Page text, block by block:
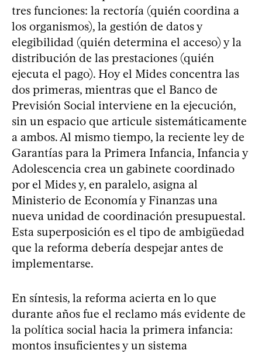
tres funciones: la rectoría (quién coordina a
los organismos), la gestión de datos y
elegibilidad (quién determina el acceso) y la
distribución de las prestaciones (quién
ejecuta el pago). Hoy el Mides concentra las
dos primeras, mientras que el Banco de
Previsión Social interviene en la ejecución,
sin un espacio que articule sistemáticamente
a ambos. Al mismo tiempo, la reciente ley de
Garantías para la Primera Infancia, Infancia y
Adolescencia crea un gabinete coordinado
por el Mides y, en paralelo, asigna al
Ministerio de Economía y Finanzas una
nueva unidad de coordinación presupuestal.
Esta superposición es el tipo de ambigüedad
que la reforma debería despejar antes de
implementarse.
En síntesis, la reforma acierta en lo que
durante años fue el reclamo más evidente de
la política social hacia la primera infancia:
montos insuficientes y un sistema